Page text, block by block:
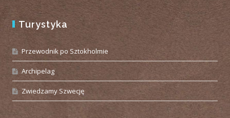
Turystyka
Przewodnik po Sztokholmie
Archipelag
Zwiedzamy Szwecję